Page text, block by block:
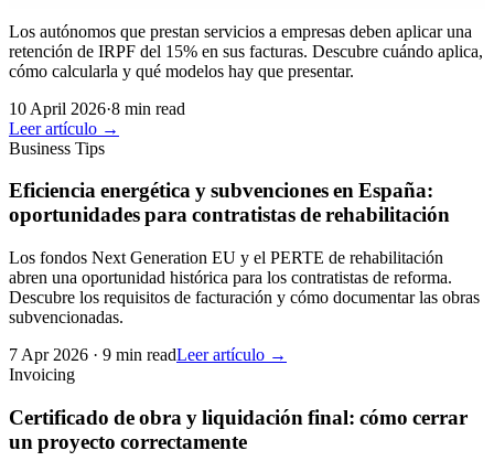
Los autónomos que prestan servicios a empresas deben aplicar una
retención de IRPF del 15% en sus facturas. Descubre cuándo aplica,
cómo calcularla y qué modelos hay que presentar.
10 April 2026·8 min read
Leer artículo →
Business Tips
Eficiencia energética y subvenciones en España:
oportunidades para contratistas de rehabilitación
Los fondos Next Generation EU y el PERTE de rehabilitación
abren una oportunidad histórica para los contratistas de reforma.
Descubre los requisitos de facturación y cómo documentar las obras
subvencionadas.
7 Apr 2026 · 9 min readLeer artículo →
Invoicing
Certificado de obra y liquidación final: cómo cerrar
un proyecto correctamente